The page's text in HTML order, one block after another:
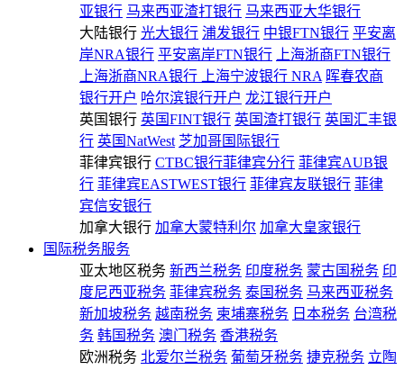
亚银行 马来西亚渣打银行 马来西亚大华银行
大陆银行 光大银行 浦发银行 中银FTN银行 平安离
岸NRA银行 平安离岸FTN银行
上海浙商FTN银行
上海浙商NRA银行
上海宁波银行 NRA 晖春农商
银行开户 哈尔滨银行开户 龙江银行开户
英国银行 英国FINT银行 英国渣打银行 英国汇丰银
行 英国NatWest 芝加哥国际银行
菲律宾银行 CTBC银行菲律宾分行 菲律宾AUB银
行 菲律宾EASTWEST银行 菲律宾友联银行 菲律
宾信安银行
加拿大银行 加拿大蒙特利尔 加拿大皇家银行
国际税务服务
亚太地区税务 新西兰税务 印度税务 蒙古国税务 印
度尼西亚税务 菲律宾税务 泰国税务 马来西亚税务
新加坡税务 越南税务 柬埔寨税务 日本税务 台湾税
务 韩国税务 澳门税务 香港税务
欧洲税务 北爱尔兰税务 葡萄牙税务 捷克税务 立陶